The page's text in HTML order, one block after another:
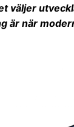
väljer
är när